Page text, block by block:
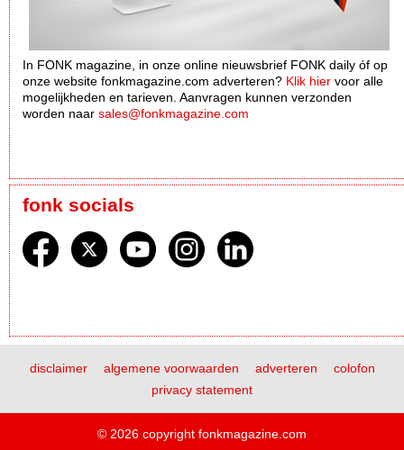
In FONK magazine, in onze online nieuwsbrief FONK daily óf op
onze website fonkmagazine.com adverteren? Klik hier voor alle
mogelijkheden en tarieven. Aanvragen kunnen verzonden
worden naar sales@fonkmagazine.com
fonk socials
disclaimer algemene voorwaarden adverteren
colofon
privacy statement
© 2026 copyright fonkmagazine.com